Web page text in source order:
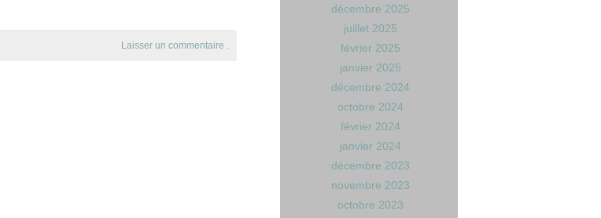
Laisser un commentaire .
décembre 2025
juillet 2025
février 2025
janvier 2025
décembre 2024
octobre 2024
février 2024
janvier 2024
décembre 2023
novembre 2023
octobre 2023